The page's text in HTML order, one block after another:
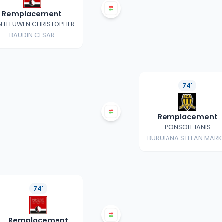
Remplacement
LEEUWEN CHRISTOPHER
BAUDIN CESAR
74'
Remplacement
PONSOLE IANIS
BURUIANA STEFAN
74'